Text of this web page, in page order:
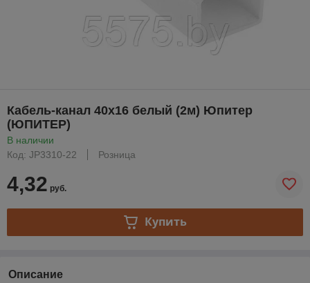
Кабель-канал 40х16 белый (2м) Юпитер
(ЮПИТЕР)
В наличии
Код: JP3310-22
Розница
4,32 руб.
Купить
Описание